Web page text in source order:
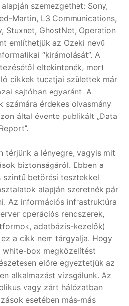
szemezgethet: Sony,
Martin, L3 Communications,
Stuxnet, GhostNet, Operation
említhetjük az Ozeki nevű
“kirámolását”. A
eltekintenék, mert
cikkek tucatjai születtek már
sajtóban egyaránt. A
számára érdekes olvasmány
által évente publikált „Data
térjünk a lényegre, vagyis mit
biztonságáról. Ebben a
szintű betörési tesztekkel
alapján szeretnék pár
Az információs infrastruktúra
operációs rendszerek,
adatbázis-kezelők)
a cikk nem tárgyalja. Hogy
box megközelítést
előre egyeztetjük az
alkalmazást vizsgálunk. Az
vagy zárt hálózatban
esetében más-más